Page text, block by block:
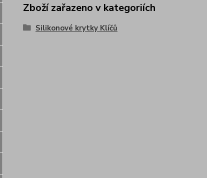
Zboží zařazeno v kategoriích
Silikonové krytky Klíčů